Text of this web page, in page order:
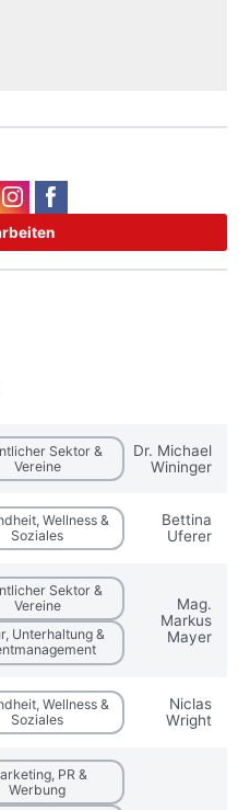
Sektor &
Vereine
Dr. Michael
Wininger
Wellness &
Soziales
Bettina
Uferer
Sektor &
Vereine
Unterhaltung &
Mag.
Markus
Mayer
Wellness &
Soziales
Niclas
Wright
PR &
Werbung